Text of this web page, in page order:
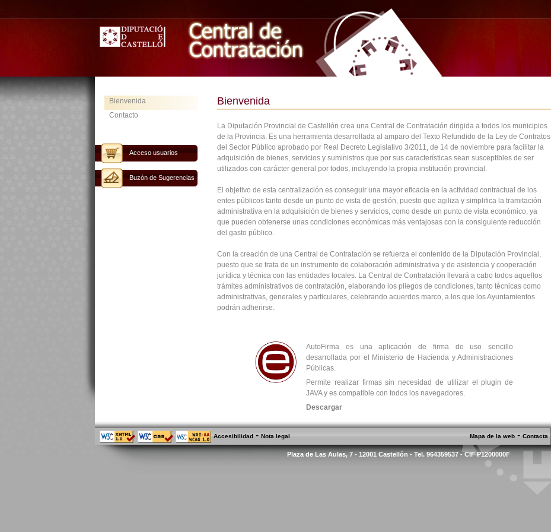
Bienvenida
Contacto
Acceso usuarios
Buzón de Sugerencias
Bienvenida
La Diputación Provincial de Castellón crea una Central de Contratación dirigida a todos los municipios
de la Provincia. Es una herramienta desarrollada al amparo del Texto Refundido de la Ley de Contratos
del Sector Público aprobado por Real Decreto Legislativo 3/2011, de 14 de noviembre para facilitar la
adquisición de bienes, servicios y suministros que por sus características sean susceptibles de ser
utilizados con carácter general por todos, incluyendo la propia institución provincial.
El objetivo de esta centralización es conseguir una mayor eficacia en la actividad contractual de los
entes públicos tanto desde un punto de vista de gestión, puesto que agiliza y simplifica la tramitación
administrativa en la adquisición de bienes y servicios, como desde un punto de vista económico, ya
que pueden obtenerse unas condiciones económicas más ventajosas con la consiguiente reducción
del gasto público.
Con la creación de una Central de Contratación se refuerza el contenido de la Diputación Provincial,
puesto que se trata de un instrumento de colaboración administrativa y de asistencia y cooperación
jurídica y técnica con las entidades locales. La Central de Contratación llevará a cabo todos aquellos
trámites administrativos de contratación, elaborando los pliegos de condiciones, tanto técnicas como
administrativas, generales y particulares, celebrando acuerdos marco, a los que los Ayuntamientos
podrán adherirse.
AutoFirma es una aplicación de firma de uso sencillo
desarrollada por el Ministerio de Hacienda y Administraciones
Públicas.
Permite realizar firmas sin necesidad de utilizar el plugin de
JAVA y es compatible con todos los navegadores.
Descargar
Accesibilidad - Nota legal Mapa de la web - Contacta
Plaza de Las Aulas, 7 - 12001 Castellón - Tel. 964359537 - CIF P1200000F